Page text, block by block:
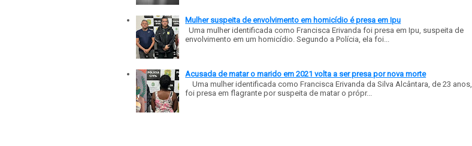
Mulher suspeita de envolvimento em homicídio é presa em Ipu
Uma mulher identificada como Francisca Erivanda foi presa em Ipu, suspeita de
envolvimento em um homicídio. Segundo a Polícia, ela foi...
Acusada de matar o marido em 2021 volta a ser presa por nova morte
Uma mulher identificada como Francisca Erivanda da Silva Alcântara, de 23 anos,
foi presa em flagrante por suspeita de matar o própr...